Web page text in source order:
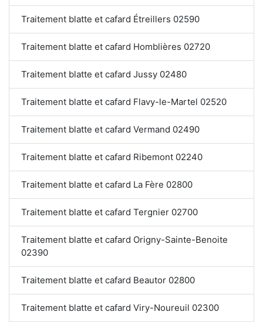
Traitement blatte et cafard Étreillers 02590
Traitement blatte et cafard Homblières 02720
Traitement blatte et cafard Jussy 02480
Traitement blatte et cafard Flavy-le-Martel 02520
Traitement blatte et cafard Vermand 02490
Traitement blatte et cafard Ribemont 02240
Traitement blatte et cafard La Fère 02800
Traitement blatte et cafard Tergnier 02700
Traitement blatte et cafard Origny-Sainte-Benoite
02390
Traitement blatte et cafard Beautor 02800
Traitement blatte et cafard Viry-Noureuil 02300